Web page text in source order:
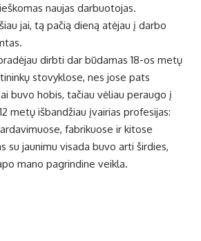
naujas darbuotojas.
jai, tą pačią dieną atėjau į darbo
dirbti dar būdamas 18-os metų
stovyklose, nes jose pats
buvo hobis, tačiau vėliau peraugo į
metų išbandžiau įvairias profesijas:
fabrikuose ir kitose
su jaunimu visada buvo arti širdies,
mano pagrindine veikla.